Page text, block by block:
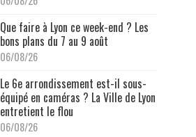
Que faire à Lyon ce week-end ? Les
bons plans du 7 au 9 août
06/08/26
Le 6e arrondissement est-il sous-
équipé en caméras ? La Ville de Lyon
entretient le flou
06/08/26